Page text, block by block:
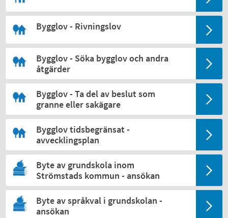
Bygglov - Rivningslov
Bygglov - Söka bygglov och andra
åtgärder
Bygglov - Ta del av beslut som
granne eller sakägare
Bygglov tidsbegränsat -
avvecklingsplan
Byte av grundskola inom
Strömstads kommun - ansökan
Byte av språkval i grundskolan -
ansökan